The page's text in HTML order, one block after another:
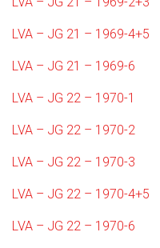
LVA – JG 21 – 1969-4+5
LVA – JG 21 – 1969-6
LVA – JG 22 – 1970-1
LVA – JG 22 – 1970-2
LVA – JG 22 – 1970-3
LVA – JG 22 – 1970-4+5
LVA – JG 22 – 1970-6